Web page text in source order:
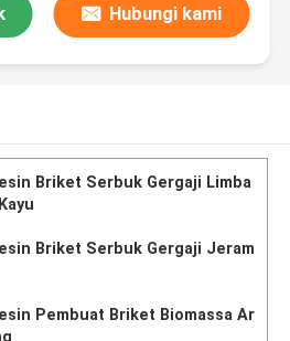
Hubungi kami
Briket Serbuk Gergaji Limba
Briket Serbuk Gergaji Jeram
Pembuat Briket Biomassa Ar